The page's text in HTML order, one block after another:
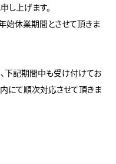
し上げます。
始休業期間とさせて頂きま
下記期間中も受け付けてお
にて順次対応させて頂きま